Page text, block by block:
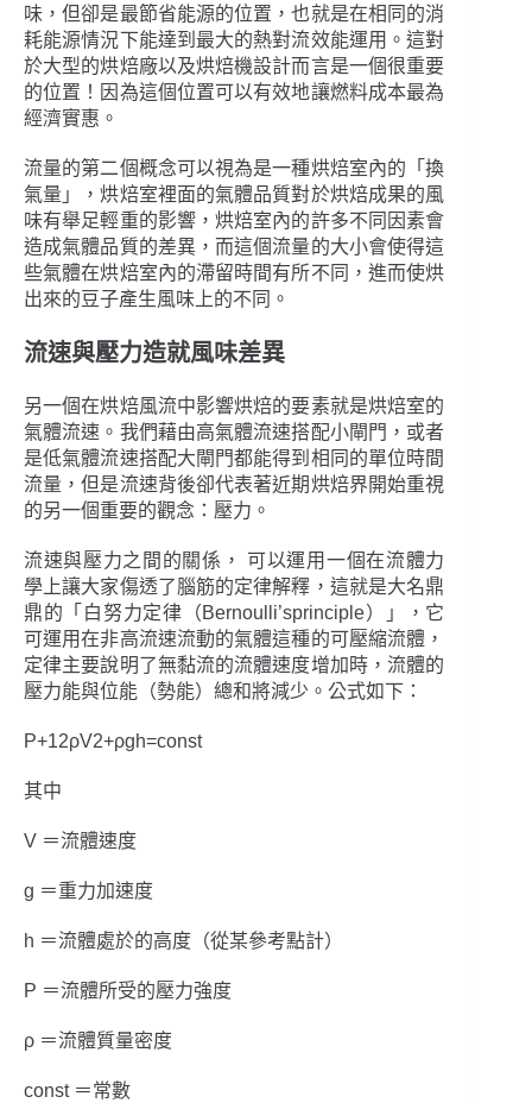
味，但卻是最節省能源的位置，也就是在相同的消
耗能源情況下能達到最大的熱對流效能運用。這對
於大型的烘焙廠以及烘焙機設計而言是一個很重要
的位置！因為這個位置可以有效地讓燃料成本最為
經濟實惠。
流量的第二個概念可以視為是一種烘焙室內的「換
氣量」，烘焙室裡面的氣體品質對於烘焙成果的風
味有舉足輕重的影響，烘焙室內的許多不同因素會
造成氣體品質的差異，而這個流量的大小會使得這
些氣體在烘焙室內的滯留時間有所不同，進而使烘
出來的豆子產生風味上的不同。
流速與壓力造就風味差異
另一個在烘焙風流中影響烘焙的要素就是烘焙室的
氣體流速。我們藉由高氣體流速搭配小閘門，或者
是低氣體流速搭配大閘門都能得到相同的單位時間
流量，但是流速背後卻代表著近期烘焙界開始重視
的另一個重要的觀念：壓力。
流速與壓力之間的關係， 可以運用一個在流體力
學上讓大家傷透了腦筋的定律解釋，這就是大名鼎
鼎的「白努力定律（Bernoulli’sprinciple）」，它
可運用在非高流速流動的氣體這種的可壓縮流體，
定律主要說明了無黏流的流體速度增加時，流體的
壓力能與位能（勢能）總和將減少。公式如下：
P+12ρV2+ρgh=const
其中
V ＝流體速度
g ＝重力加速度
h ＝流體處於的高度（從某參考點計）
P ＝流體所受的壓力強度
ρ ＝流體質量密度
const ＝常數